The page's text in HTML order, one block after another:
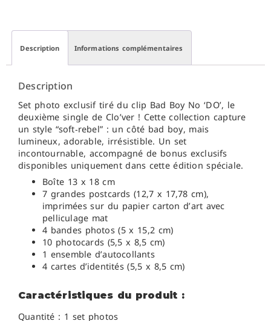
Description Informations complémentaires
Description
Set photo exclusif tiré du clip Bad Boy No ‘DO’, le
deuxième single de Clo’ver ! Cette collection capture
un style “soft‑rebel” : un côté bad boy, mais
lumineux, adorable, irrésistible. Un set
incontournable, accompagné de bonus exclusifs
disponibles uniquement dans cette édition spéciale.
Boîte 13 x 18 cm
7 grandes postcards (12,7 x 17,78 cm),
imprimées sur du papier carton d’art avec
pelliculage mat
4 bandes photos (5 x 15,2 cm)
10 photocards (5,5 x 8,5 cm)
1 ensemble d’autocollants
4 cartes d’identités (5,5 x 8,5 cm)
Caractéristiques du produit :
Quantité : 1 set photos